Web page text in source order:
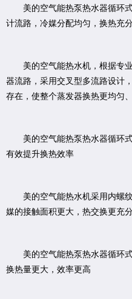
美的空气能热泵热水器循环式
计流路，冷媒分配均匀，换热充
美的空气能热水机，根据专业
器流路，采用交叉型多流路设计
存在，使整个蒸发器换热更均匀
美的空气能热泵热水器循环式
有效提升换热效率
美的空气能热水机采用内螺纹
媒的接触面积更大，热交换更充
美的空气能热泵热水器循环式
换热量更大，效率更高